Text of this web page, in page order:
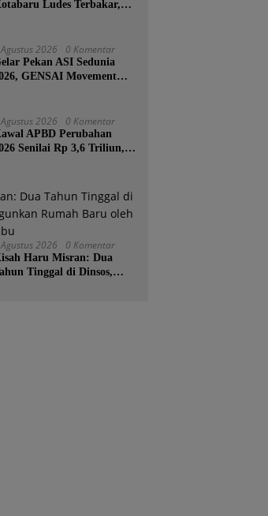
Ludes Terbakar,
2026 0 Komentar
Pekan ASI Sedunia
GENSAI Movement
2026 0 Komentar
APBD Perubahan
Senilai Rp 3,6 Triliun,
2026 0 Komentar
Haru Misran: Dua
Tinggal di Dinsos,